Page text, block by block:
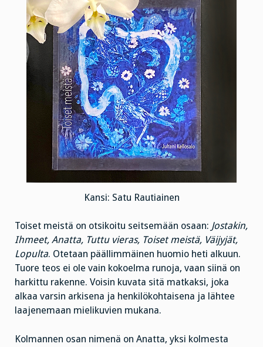
Kansi: Satu Rautiainen
Toiset meistä on otsikoitu seitsemään osaan: Jostakin,
Ihmeet, Anatta, Tuttu vieras, Toiset meistä, Väijyjät,
Lopulta. Otetaan päällimmäinen huomio heti alkuun.
Tuore teos ei ole vain kokoelma runoja, vaan siinä on
harkittu rakenne. Voisin kuvata sitä matkaksi, joka
alkaa varsin arkisena ja henkilökohtaisena ja lähtee
laajenemaan mielikuvien mukana.
Kolmannen osan nimenä on Anatta, yksi kolmesta